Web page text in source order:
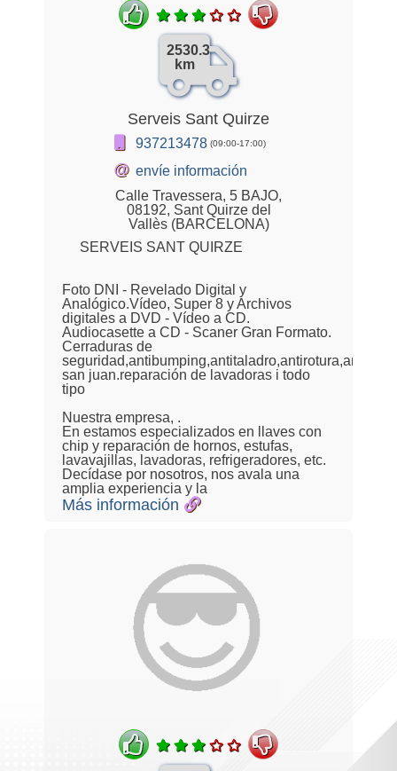
2530.3
km
Serveis Sant Quirze
937213478 (09:00-17:00)
@ envíe información
Calle Travessera, 5 BAJO,
08192, Sant Quirze del
Vallès (BARCELONA)
SERVEIS SANT QUIRZE
Foto DNI - Revelado Digital y
Analógico.Vídeo, Super 8 y Archivos
digitales a DVD - Vídeo a CD.
Audiocasette a CD - Scaner Gran Formato.
Cerraduras de
san juan.reparación de lavadoras i todo
tipo
Nuestra empresa, .
En estamos especializados en llaves con
chip y reparación de hornos, estufas,
lavavajillas, lavadoras, refrigeradores, etc.
Decídase por nosotros, nos avala una
amplia experiencia y la
Más información